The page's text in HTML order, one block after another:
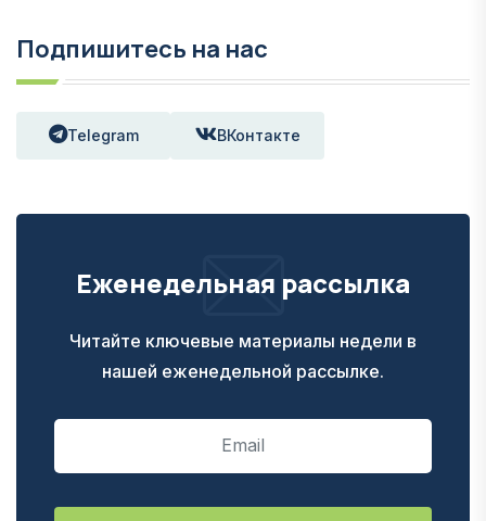
Подпишитесь на нас
Telegram ВКонтакте
Еженедельная рассылка
Читайте ключевые материалы недели в
нашей еженедельной рассылке.